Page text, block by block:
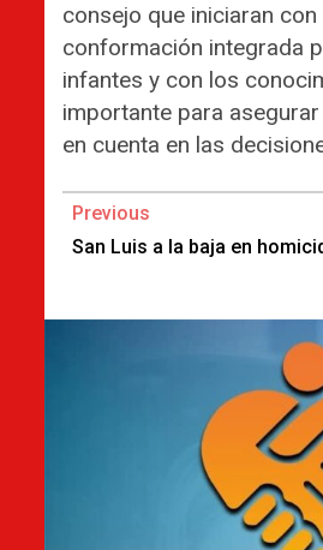
consejo que iniciaran
conformación integrada
infantes y con los
importante para
en cuenta en las
Continue
Reading
Previous
San Luis a la baja en